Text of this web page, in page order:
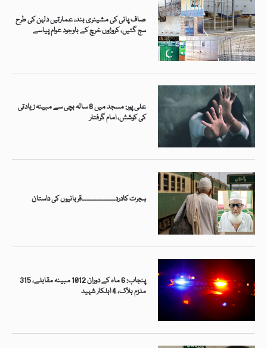
صاف پانی کی مشینری بند، عمارتیں دلہن کی طرح
سج گئیں، کروڑوں خرچ کے باوجود عوام پیاسے
علی پور: مسجد میں 8 سالہ بچی سے مبینہ زیادتی
کی کوشش، امام گرفتار
ہجرت کادرد۔۔۔۔۔۔۔۔۔۔۔۔۔۔قربانیوں کی داستان
پنجاب: 6 ماہ کے دوران 1012 مبینہ مقابلے، 315
ملزم ہلاک، 4 اہلکار شہید